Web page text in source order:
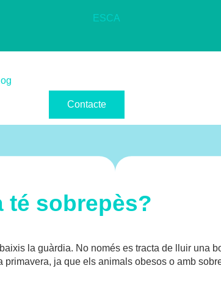
ESCA
Contacte
té sobrepès?
la guàrdia. No només es tracta de lluir una
ja que els animals obesos o amb